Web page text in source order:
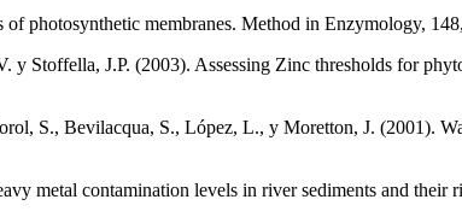
photosynthetic membranes. Method in Enzymology,
J.P. (2003). Assessing Zinc thresholds for
S., Bevilacqua, S., López, L., y Moretton, J. (2001).
metal contamination levels in river sediments and their